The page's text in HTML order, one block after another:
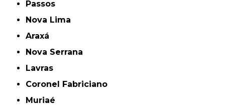
Passos
Nova Lima
Araxá
Nova Serrana
Lavras
Coronel Fabriciano
Muriaé